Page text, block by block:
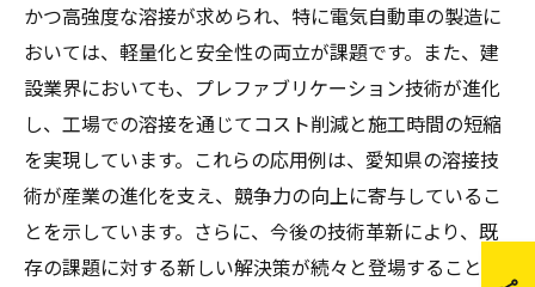
かつ高強度な溶接が求められ、特に電気自動車の製造に
おいては、軽量化と安全性の両立が課題です。また、建
設業界においても、プレファブリケーション技術が進化
し、工場での溶接を通じてコスト削減と施工時間の短縮
を実現しています。これらの応用例は、愛知県の溶接技
術が産業の進化を支え、競争力の向上に寄与しているこ
とを示しています。さらに、今後の技術革新により、既
存の課題に対する新しい解決策が続々と登場することが